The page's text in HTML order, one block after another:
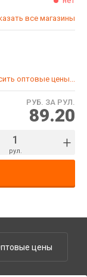
все магазины
оптовые цены...
РУБ. ЗА РУЛ.
89.20
рул. +
цены